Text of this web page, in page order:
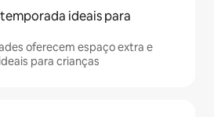
ideais para
oferecem espaço extra e
para crianças